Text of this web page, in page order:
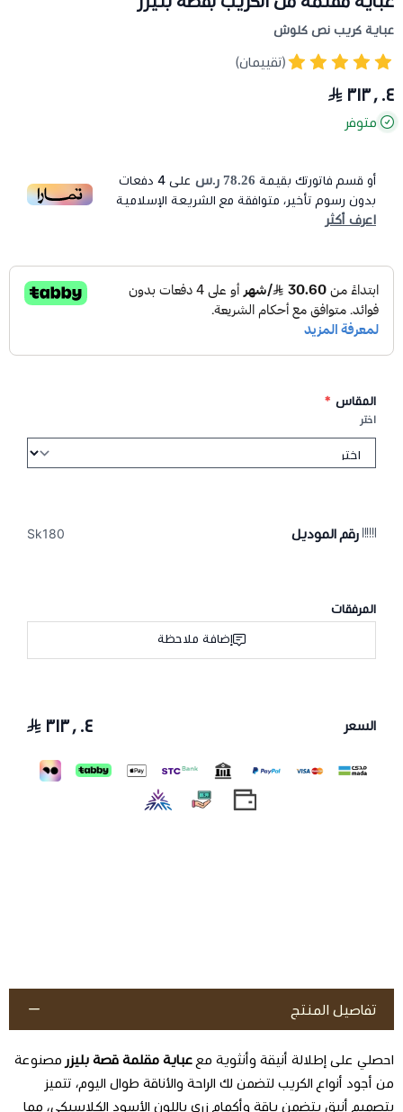
عباية كريب نص كلوش
(تقييمان)
٣١٣٫٠٤
متوفر
أو قسم فاتورتك بقيمة 78.26 ر.س على 4 دفعات
بدون رسوم تأخير، متوافقة مع الشريعة الإسلامية
اعرف أكثر
المقاس *
اختر
رقم الموديل Sk180
المرفقات
إضافة ملاحظة
السعر ٣١٣٫٠٤
تفاصيل المنتج
احصلي على إطلالة أنيقة وأنثوية مع عباية مقلمة قصة بليزر مصنوعة
من أجود أنواع الكريب لتضمن لك الراحة والأناقة طوال اليوم، تتميز
بتصميم أنيق يتضمن ياقة وأكمام زري باللون الأسود الكلاسيكي، مما